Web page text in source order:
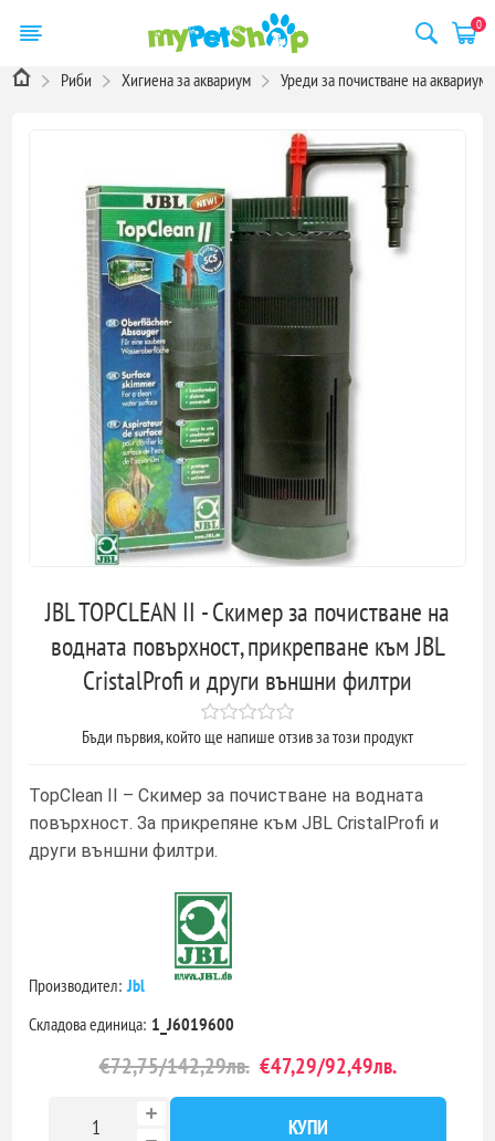
0
Риби Хигиена за аквариум Уреди за почистване на аквариуми
JBL TOPCLEAN II - Скимер за почистване на
водната повърхност, прикрепване към JBL
CristalProfi и други външни филтри
Бъди първия, който ще напише отзив за този продукт
TopClean II – Скимер за почистване на водната
повърхност. За прикрепяне към JBL CristalProfi и
други външни филтри.
Производител: Jbl
Складова единица: 1_J6019600
€72,75/142,29лв. €47,29/92,49лв.
КУПИ